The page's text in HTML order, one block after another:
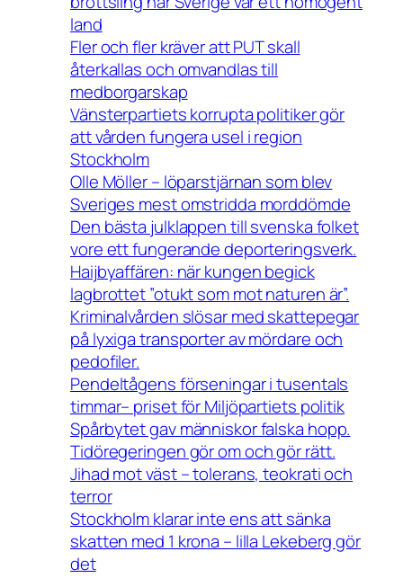
land
Fler och fler kräver att PUT skall
återkallas och omvandlas till
medborgarskap
Vänsterpartiets korrupta politiker gör
att vården fungera usel i region
Stockholm
Olle Möller – löparstjärnan som blev
Sveriges mest omstridda morddömde
Den bästa julklappen till svenska folket
vore ett fungerande deporteringsverk.
Haijbyaffären: när kungen begick
lagbrottet ”otukt som mot naturen är”.
Kriminalvården slösar med skattepegar
på lyxiga transporter av mördare och
pedofiler.
Pendeltågens förseningar i tusentals
timmar– priset för Miljöpartiets politik
Spårbytet gav människor falska hopp.
Tidöregeringen gör om och gör rätt.
Jihad mot väst – tolerans, teokrati och
terror
Stockholm klarar inte ens att sänka
skatten med 1 krona – lilla Lekeberg gör
det